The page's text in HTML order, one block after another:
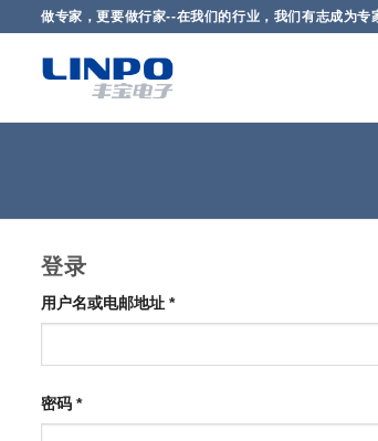
做专家，更要做行家--在我们的行业，我们有志成为专
登录
用户名或电邮地址 *必
填
密码 *必
填